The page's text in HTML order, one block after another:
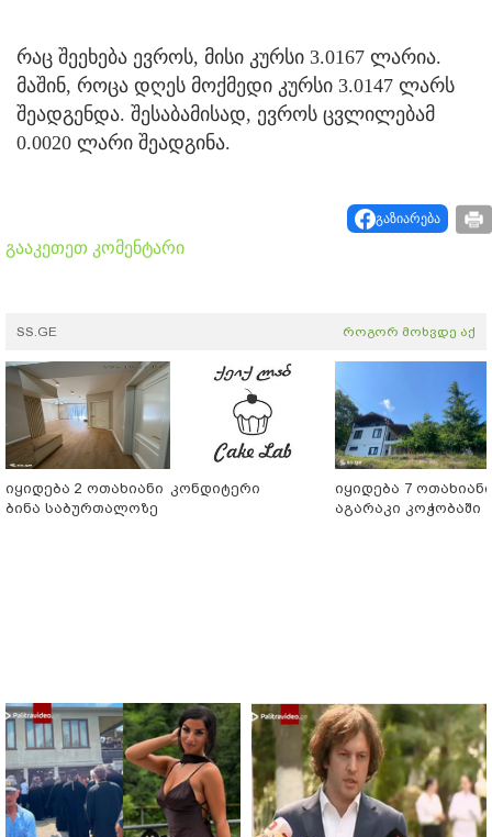
რაც შეეხება ევროს, მისი კურსი 3.0167 ლარია.
მაშინ, როცა დღეს მოქმედი კურსი 3.0147 ლარს
შეადგენდა. შესაბამისად, ევროს ცვლილებამ
0.0020 ლარი შეადგინა.
გაზიარება
გააკეთეთ კომენტარი
SS.GE როგორ მოხვდე აქ
იყიდება 2 ოთახიანი
ბინა საბურთალოზე
კონდიტერი
იყიდება 7 ოთახიანი
აგარაკი კოჭობაში